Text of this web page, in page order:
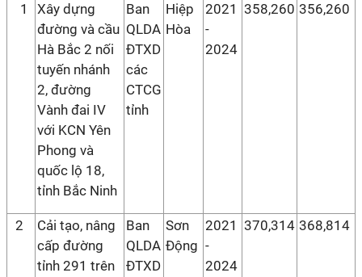
1
Xây dựng
đường và cầu
Hà Bắc 2 nối
tuyến nhánh
2, đường
Vành đai IV
với KCN Yên
Phong và
quốc lộ 18,
tỉnh Bắc Ninh
Ban
QLDA
ĐTXD
các
CTCG
tỉnh
Hiệp
Hòa
2021
-
2024
358,260 356,260
2
Cải tạo, nâng
cấp đường
tỉnh 291 trên
Ban
QLDA
ĐTXD
Sơn
Động
2021
-
2024
370,314 368,814